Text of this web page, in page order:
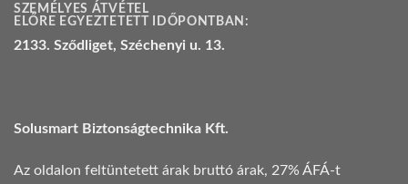
SZEMÉLYES ÁTVÉTEL
ELŐRE EGYEZTETETT IDŐPONTBAN:
2133. Sződliget, Széchenyi u. 13.
Solusmart Biztonságtechnika Kft.
Az oldalon feltüntetett árak bruttó árak, 27% ÁFÁ-t